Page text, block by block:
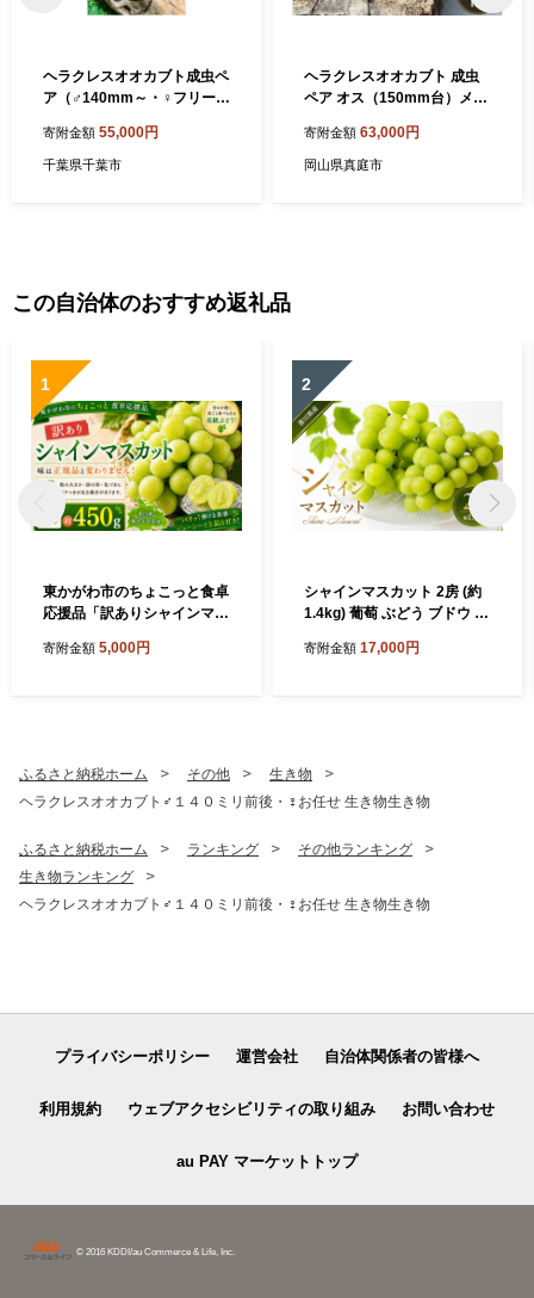
ヘラクレスオオカブト成虫ペ
ア（♂140mm～・♀フリー）
シ シイタケ 廃菌床 昆虫マッ
ト 雄 雌 循環環境 成虫 飼育
寄附金額 55,000円
千葉県千葉市
ヘラクレスオオカブト 成虫
ペア オス（150mm台）メス
カブトムシ 昆虫 真庭市 生体
飼育 生き物 生物 岡山県【hr
寄附金額 63,000円
岡山県真庭市
この自治体のおすすめ返礼品
1
東かがわ市のちょこっと食卓
応援品「訳ありシャインマス
寄附金額 5,000円
2
シャインマスカット 2房 (約
1.4kg) 葡萄 ぶどう ブドウ フ
の果物 旬のフルーツ 香川 香
寄附金額 17,000円
ふるさと納税ホーム その他
生き物
ヘラクレスオオカブト♂１４０ミリ前後・♀お任せ 生き物生き物
ふるさと納税ホーム ランキング
その他ランキング
生き物ランキング
ヘラクレスオオカブト♂１４０ミリ前後・♀お任せ 生き物生き物
プライバシーポリシー 運営会社 自治体関係者の皆様へ
利用規約 ウェブアクセシビリティの取り組み お問い合わせ
au PAY マーケットトップ
© 2016 KDDI/au Commerce & Life, Inc.